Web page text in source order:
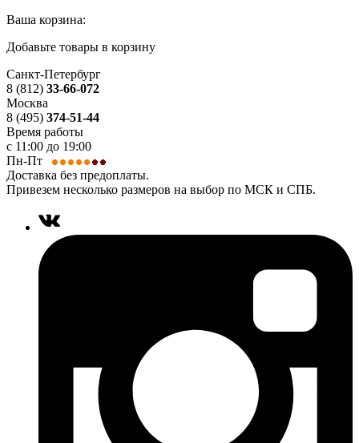
Ваша корзина:
Добавьте товары в корзину
Санкт-Петербург
8 (812) 33-66-072
Москва
8 (495) 374-51-44
Время работы
с 11:00 до 19:00
Пн-Пт
Доставка без предоплаты.
Привезем несколько размеров на выбор по МСК и СПБ.